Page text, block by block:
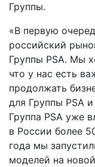
Группы.
«В первую
российский
Группы PSA. Мы
что у нас есть
продолжать
для Группы PSA
Группа PSA уже
в России более
года мы
моделей на